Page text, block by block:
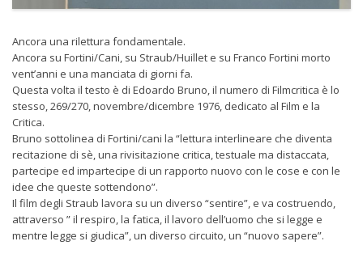
Ancora una rilettura fondamentale.
Ancora su Fortini/Cani, su Straub/Huillet e su Franco Fortini morto
vent’anni e una manciata di giorni fa.
Questa volta il testo è di Edoardo Bruno, il numero di Filmcritica è lo
stesso, 269/270, novembre/dicembre 1976, dedicato al Film e la
Critica.
Bruno sottolinea di Fortini/cani la “lettura interlineare che diventa
recitazione di sè, una rivisitazione critica, testuale ma distaccata,
partecipe ed impartecipe di un rapporto nuovo con le cose e con le
idee che queste sottendono”.
Il film degli Straub lavora su un diverso “sentire”, e va costruendo,
attraverso ” il respiro, la fatica, il lavoro dell’uomo che si legge e
mentre legge si giudica”, un diverso circuito, un “nuovo sapere”.